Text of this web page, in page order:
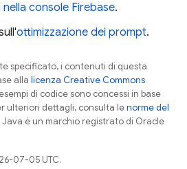
nella console Firebase.
ottimizzazione dei prompt.
specificato, i contenuti di questa
alla licenza Creative Commons
di codice sono concessi in base
ulteriori dettagli, consulta lenorme del
Java è un marchio registrato di Oracle
07-05 UTC.